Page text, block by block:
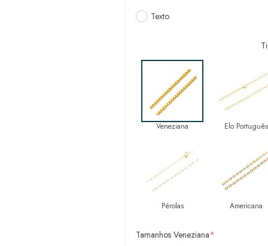
Texto
Veneziana Elo Português
Pérolas Americana
Tamanhos Veneziana*